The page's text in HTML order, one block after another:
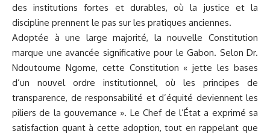
des institutions fortes et durables, où la justice et la
discipline prennent le pas sur les pratiques anciennes.
Adoptée à une large majorité, la nouvelle Constitution
marque une avancée significative pour le Gabon. Selon Dr.
Ndoutoume Ngome, cette Constitution « jette les bases
d’un nouvel ordre institutionnel, où les principes de
transparence, de responsabilité et d’équité deviennent les
piliers de la gouvernance ». Le Chef de l’État a exprimé sa
satisfaction quant à cette adoption, tout en rappelant que